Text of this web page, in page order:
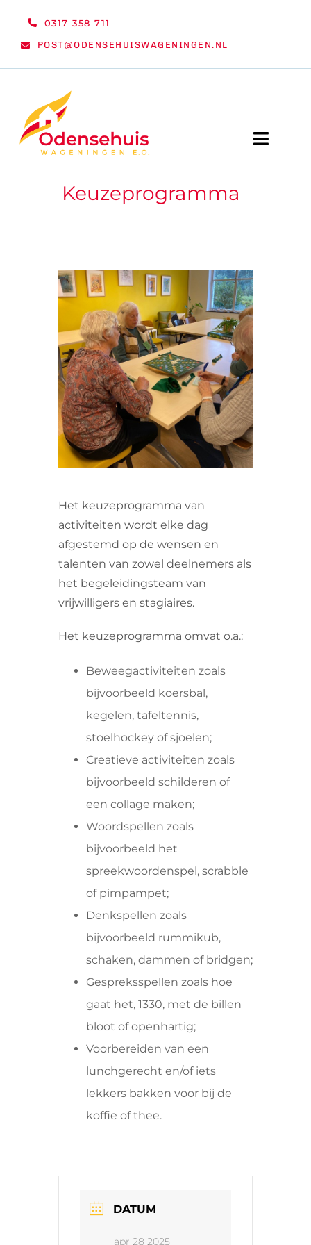
0317 358 711
POST@ODENSEHUISWAGENINGEN.NL
Toggle
WELKOM
VRIJWILLIGERS & STAGIAIRES
CONTACT
Keuzeprogramma
Het keuzeprogramma van
activiteiten wordt elke dag
afgestemd op de wensen en
talenten van zowel deelnemers als
het begeleidingsteam van
vrijwilligers en stagiaires.
Het keuzeprogramma omvat o.a.:
Beweegactiviteiten zoals
bijvoorbeeld koersbal,
kegelen, tafeltennis,
stoelhockey of sjoelen;
Creatieve activiteiten zoals
bijvoorbeeld schilderen of
een collage maken;
Woordspellen zoals
bijvoorbeeld het
spreekwoordenspel, scrabble
of pimpampet;
Denkspellen zoals
bijvoorbeeld rummikub,
schaken, dammen of bridgen;
Gespreksspellen zoals hoe
gaat het, 1330, met de billen
bloot of openhartig;
Voorbereiden van een
lunchgerecht en/of iets
lekkers bakken voor bij de
koffie of thee.
DATUM
apr 28 2025